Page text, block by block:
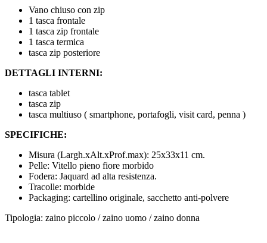
Vano chiuso con zip
1 tasca frontale
1 tasca zip frontale
1 tasca termica
tasca zip posteriore
DETTAGLI INTERNI:
tasca tablet
tasca zip
tasca multiuso ( smartphone, portafogli, visit card, penna )
SPECIFICHE:
Misura (Largh.xAlt.xProf.max): 25x33x11 cm.
Pelle: Vitello pieno fiore morbido
Fodera: Jaquard ad alta resistenza.
Tracolle: morbide
Packaging: cartellino originale, sacchetto anti-polvere
Tipologia: zaino piccolo / zaino uomo / zaino donna